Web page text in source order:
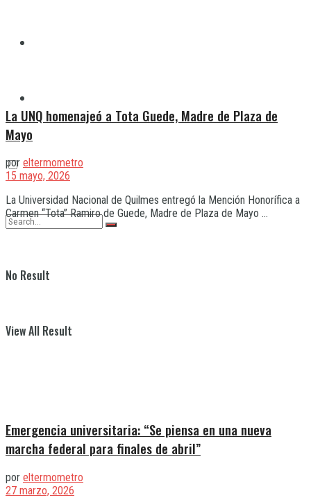
No Result
View All Result
La UNQ homenajeó a Tota Guede, Madre de Plaza de
Mayo
por eltermometro
15 mayo, 2026
La Universidad Nacional de Quilmes entregó la Mención Honorífica a
Carmen “Tota” Ramiro de Guede, Madre de Plaza de Mayo ...
Emergencia universitaria: “Se piensa en una nueva
marcha federal para finales de abril”
por eltermometro
27 marzo, 2026